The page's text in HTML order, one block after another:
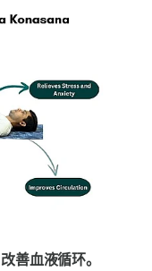
改善血液循环。